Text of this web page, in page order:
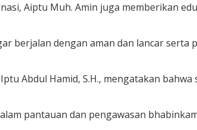
Aiptu Muh. Amin juga memberikan
berjalan dengan aman dan lancar
Abdul Hamid, S.H., mengatakan
pantauan dan pengawasan